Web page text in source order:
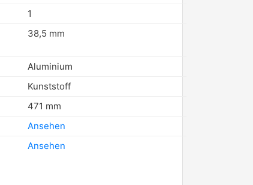
1
38,5 mm
Aluminium
Kunststoff
471 mm
Ansehen
Ansehen